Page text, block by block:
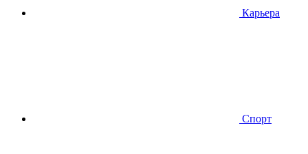
Карьера
Спорт